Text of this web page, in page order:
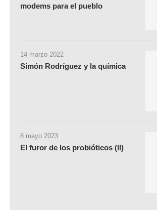
modems para el pueblo
14 marzo 2022
Simón Rodríguez y la química
8 mayo 2023
El furor de los probióticos (II)